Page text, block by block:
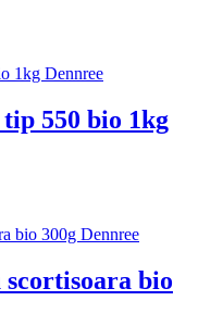
550 bio 1kg
scortisoara bio